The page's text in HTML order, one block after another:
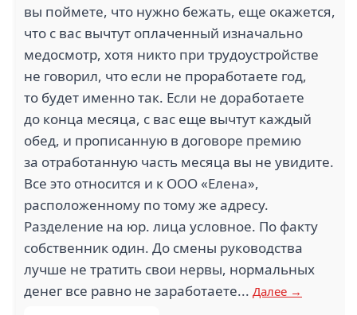
МИР ХОББИ (1)
СТРОЙЭКСПЕРТ ВИТУ
(1)
ЧАСТНАЯ ШКОЛА
ПОДСОЛНУХ
МОСКВА М.
СВИБЛОВО (1) БАУМИТ (1)
вы поймете, что нужно бежать, еще окажется,
что с вас вычтут оплаченный изначально
медосмотр, хотя никто при трудоустройстве
не говорил, что если не проработаете год,
то будет именно так. Если не доработаете
до конца месяца, с вас еще вычтут каждый
обед, и прописанную в договоре премию
за отработанную часть месяца вы не увидите.
Все это относится и к ООО «Елена»,
расположенному по тому же адресу.
Разделение на юр. лица условное. По факту
собственник один. До смены руководства
лучше не тратить свои нервы, нормальных
денег все равно не заработаете... Далее →